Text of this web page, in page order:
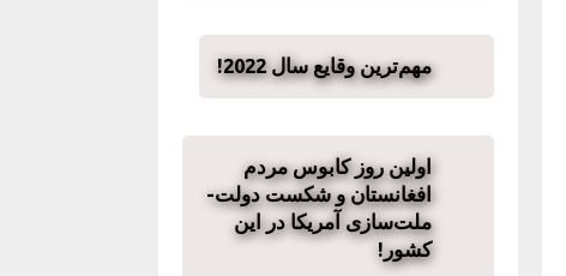
مهم‌ترین وقایع سال 2022!
اولین روز کابوس مردم
افغانستان و شکست دولت‌-‌
ملت‌سازی آمریکا در این
کشور!